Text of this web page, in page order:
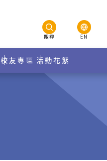
搜尋 EN
校友專區 活動花絮